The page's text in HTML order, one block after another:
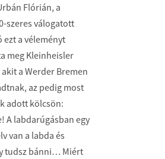
Flórián, a
szeres válogatott
ezt a véleményt
meg Kleinheisler
a Werder Bremen
az pedig most
adott kölcsön:
A labdarúgásban egy
van a labda és
tudsz bánni… Miért